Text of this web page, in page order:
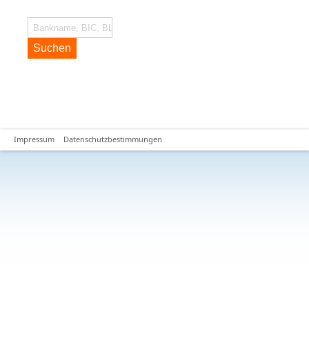
Suchen
Impressum Datenschutzbestimmungen